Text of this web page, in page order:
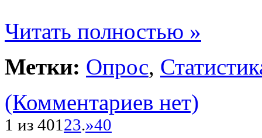
Читать полностью »
Метки: Опрос,
(Комментариев нет)
1 из 401 23.»40